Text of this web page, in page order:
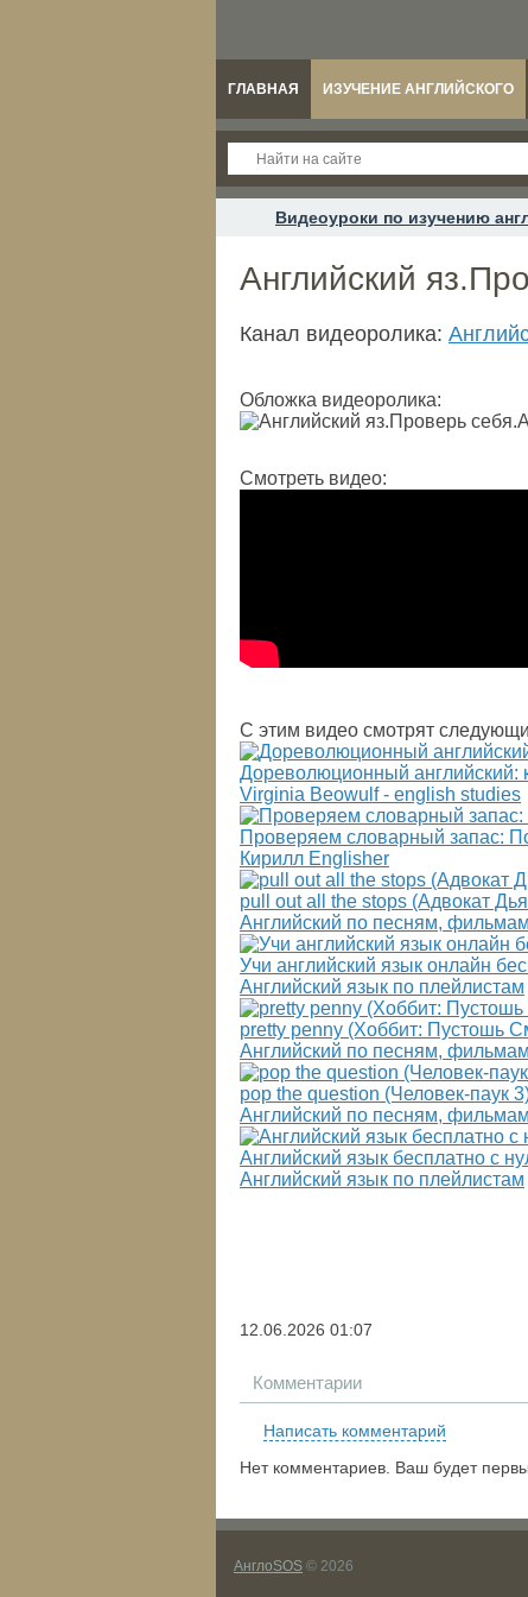
ГЛАВНАЯ ИЗУЧЕНИЕ АНГЛИЙСКОГО
Видеоуроки по изучению
Английский
Канал видеоролика:
Обложка видеоролика:
Смотреть видео:
С этим видео смотрят
Дореволюционный английский:
Virginia Beowulf - english studies
Проверяем словарный запас:
Кирилл Englisher
pull out all the stops (Адвокат
Английский по песням,
Учи английский язык онлайн
Английский язык по плейлистам
pretty penny (Хоббит: Пустошь
Английский по песням,
pop the question (Человек-паук
Английский по песням,
Английский язык бесплатно с
Английский язык по плейлистам
12.06.2026 01:07
Комментарии
Написать комментарий
Нет комментариев. Ваш будет
АнглоSOS © 2026